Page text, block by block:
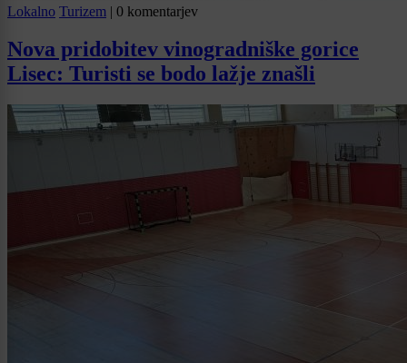
Lokalno Turizem | 0 komentarjev
Nova pridobitev vinogradniške gorice
Lisec: Turisti se bodo lažje znašli